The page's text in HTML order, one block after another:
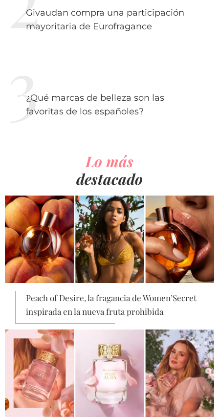
Givaudan compra una participación
mayoritaria de Eurofragance
¿Qué marcas de belleza son las
favoritas de los españoles?
Lo más
destacado
Peach of Desire, la fragancia de Women’Secret
inspirada en la nueva fruta prohibida